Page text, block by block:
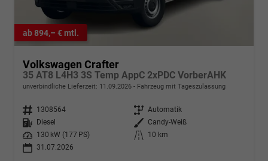
ab 894,– € mtl.
Volkswagen Crafter
35 AT8 L4H3 3S Temp AppC 2xPDC VorberAHK
unverbindliche Lieferzeit: 11.09.2026 Fahrzeug mit Tageszulassung
Fahrzeugnr. 1308564 Getriebe Automatik
Kraftstoff
Diesel Außenfarbe Candy-Weiß
Leistung
130 kW (177 PS) Kilometerstand
10 km
31.07.2026